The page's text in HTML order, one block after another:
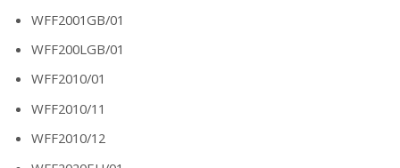
WFF2001GB/01
WFF200LGB/01
WFF2010/01
WFF2010/11
WFF2010/12